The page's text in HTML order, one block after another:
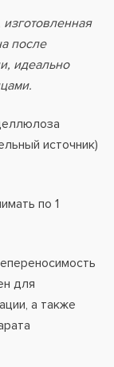
после
идеально
источник)
по 1
для
а также